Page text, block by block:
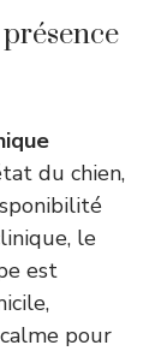
du chien,
le
est
pour